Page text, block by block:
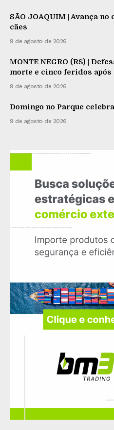
SÃO JOAQUIM | Avança
cães
9 de agosto de 2026
MONTE NEGRO (RS) |
morte e cinco feridos após
9 de agosto de 2026
Domingo no Parque
9 de agosto de 2026